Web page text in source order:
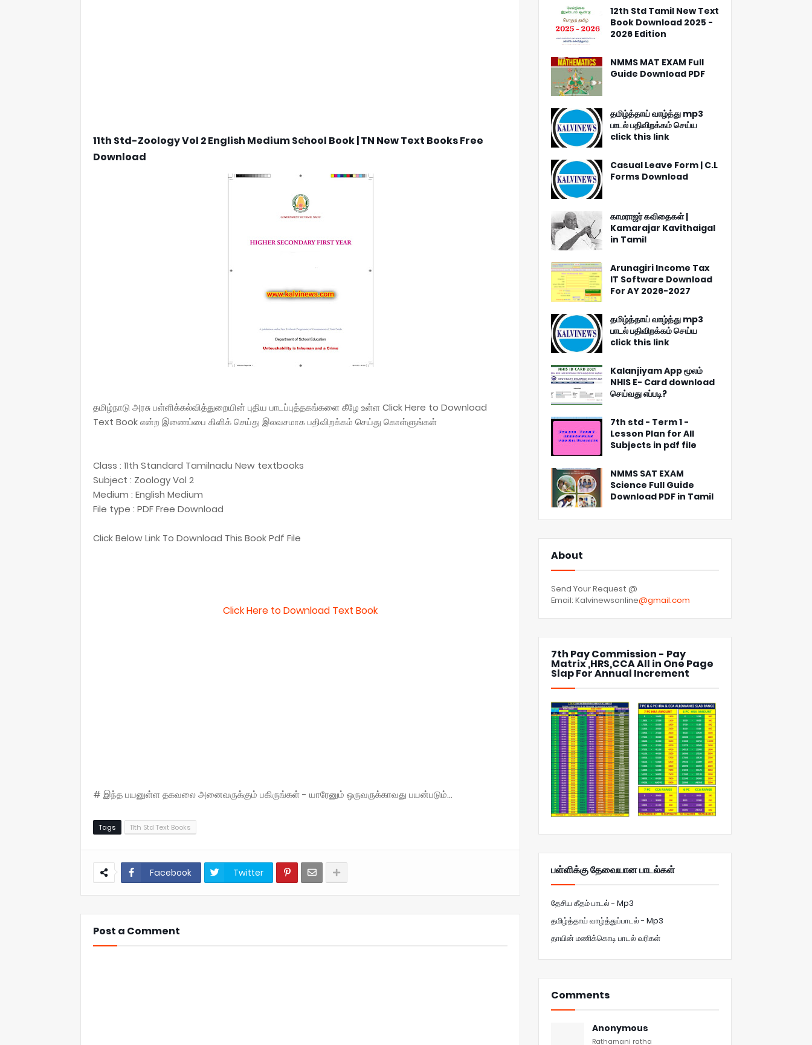
11th Std-Zoology Vol 2 English Medium School Book | TN New Text Books Free
Download
தமிழ்நாடு அரசு பள்ளிக்கல்வித்துறையின் புதிய பாடப்புத்தகங்களை கீழே உள்ள Click Here to Download
Text Book என்ற இணைப்பை கிளிக் செய்து இலவசமாக பதிவிறக்கம் செய்து கொள்ளுங்கள்
Class : 11th Standard Tamilnadu New textbooks
Subject : Zoology Vol 2
Medium : English Medium
File type : PDF Free Download
Click Below Link To Download This Book Pdf File
Click Here to Download Text Book
# இந்த பயனுள்ள தகவலை அனைவருக்கும் பகிருங்கள் - யாரேனும் ஒருவருக்காவது பயன்படும்...
Tags 11th Std Text Books
Facebook Twitter
Post a Comment
12th Std Tamil New Text
Book Download 2025 -
2026 Edition
NMMS MAT EXAM Full
Guide Download PDF
தமிழ்த்தாய் வாழ்த்து mp3
பாடல் பதிவிறக்கம் செய்ய
click this link
Casual Leave Form | C.L
Forms Download
காமராஜர் கவிதைகள் |
Kamarajar Kavithaigal
in Tamil
Arunagiri Income Tax
IT Software Download
For AY 2026-2027
தமிழ்த்தாய் வாழ்த்து mp3
பாடல் பதிவிறக்கம் செய்ய
click this link
Kalanjiyam App மூலம்
NHIS E- Card download
செய்வது எப்படி?
7th std - Term 1 -
Lesson Plan for All
Subjects in pdf file
NMMS SAT EXAM
Science Full Guide
Download PDF in Tamil
About
Send Your Request @
Email: Kalvinewsonline@gmail.com
7th Pay Commission - Pay
Matrix ,HRS,CCA All in One Page
Slap For Annual Increment
பள்ளிக்கு தேவையான பாடல்கள்
தேசிய கீதம் பாடல் - Mp3
தமிழ்த்தாய் வாழ்த்துப்பாடல் - Mp3
தாயின் மணிக்கொடி பாடல் வரிகள்
Comments
Anonymous
Rathamani ratha